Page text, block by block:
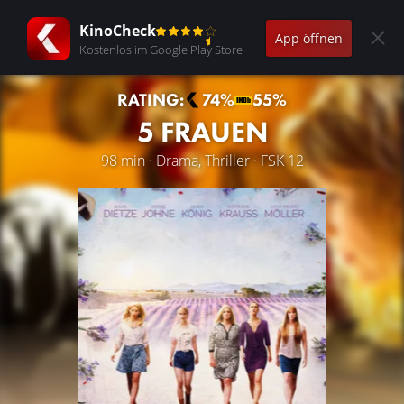
KinoCheck
Kostenlos im Google Play Store
App öffnen
RATING: 74% 55%
5 FRAUEN
98 min · Drama, Thriller · FSK 12